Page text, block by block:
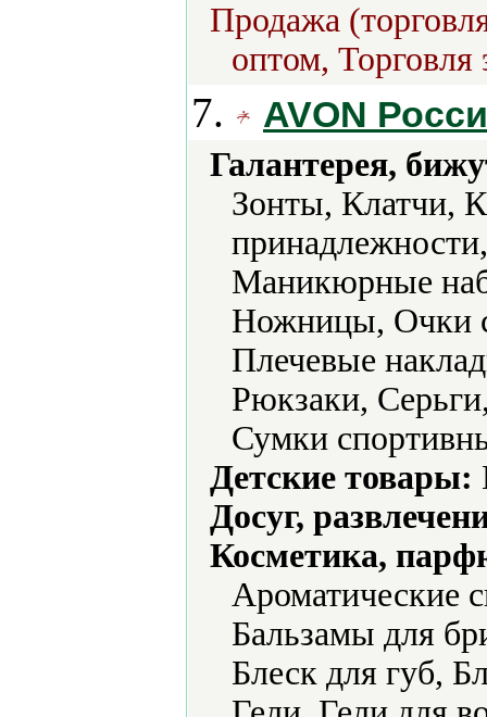
Продажа
оптом, Торговля
7. AVON
Галантерея,
Зонты, Клатчи,
Маникюрные
Ножницы, Очки
Плечевые
Рюкзаки,
Сумки
Детские товары:
Досуг,
Косметика,
Ароматические
Бальзамы для
Блеск для губ,